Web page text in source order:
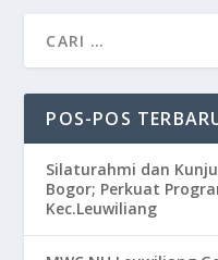
POS-POS
Silaturahmi dan
Bogor; Perkuat
Kec.Leuwiliang